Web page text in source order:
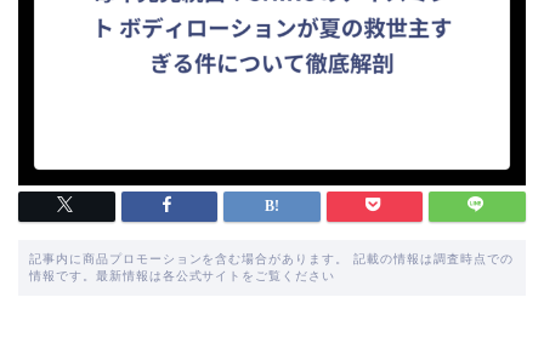
記事内に商品プロモーションを含む場合があります。 記載の情報は調査時点での
情報です。最新情報は各公式サイトをご覧ください